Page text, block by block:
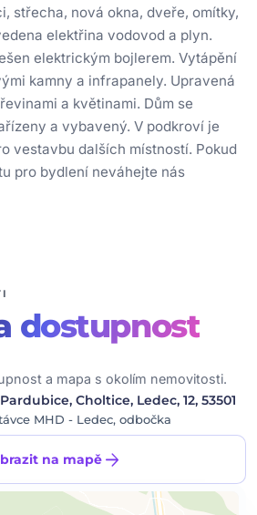
střecha, nová okna, dveře, omítky,
elektřina vodovod a plyn.
elektrickým bojlerem. Vytápění
kamny a infrapanely. Upravená
a květinami. Dům se
a vybavený. V podkroví je
vestavbu dalších místností. Pokud
pro bydlení neváhejte nás
dostupnost
a mapa s okolím nemovitosti.
Choltice, Ledec, 12, 53501
MHD - Ledec, odbočka
na mapěarrow_forward